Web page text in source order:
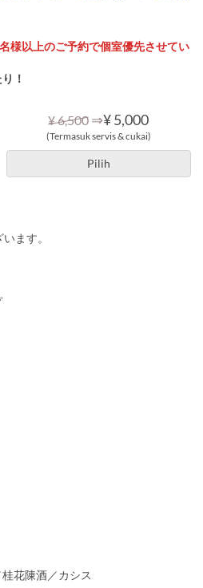
様以上のご予約で個室優先させてい
！
¥ 6,500 ⇒¥ 5,000
(Termasuk servis & cukai)
Pilih
ます。
花陳酒／カシス